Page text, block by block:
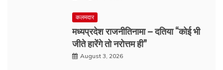
कलमदार
मध्यप्रदेश राजनीतिनामा – दतिया “कोई भी
जीते हारेंगे तो नरोत्तम ही”
August 3, 2026